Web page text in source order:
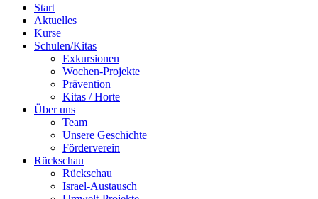
Start
Aktuelles
Kurse
Schulen/Kitas
Exkursionen
Wochen-Projekte
Prävention
Kitas / Horte
Über uns
Team
Unsere Geschichte
Förderverein
Rückschau
Rückschau
Israel-Austausch